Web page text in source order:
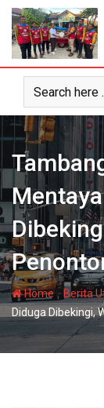
Skip
content
Home-Berita
Diduga Dibekingi,